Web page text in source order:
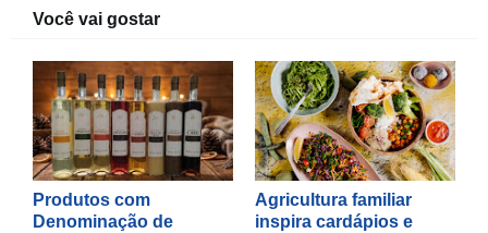
Você vai gostar
Produtos com
Denominação de
Agricultura familiar
inspira cardápios e